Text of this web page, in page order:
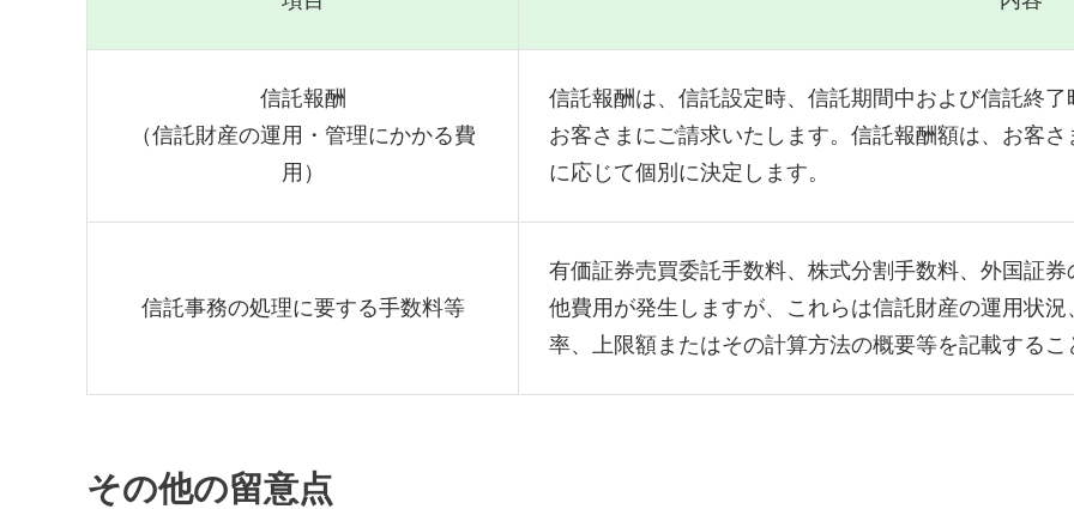
信託報酬
（信託財産の運用・管理にかかる費
用）
信託報酬は、信託設定時、信託期間中および信託終
お客さまにご請求いたします。信託報酬額は、お客
に応じて個別に決定します。
信託事務の処理に要する手数料等
有価証券売買委託手数料、株式分割手数料、外国証
他費用が発生しますが、これらは信託財産の運用状
率、上限額またはその計算方法の概要等を記載する
その他の留意点